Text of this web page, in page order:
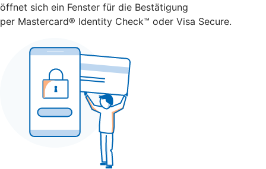
öffnet sich ein Fenster für die Bestätigung
per Mastercard® Identity Check™ oder Visa Secure.